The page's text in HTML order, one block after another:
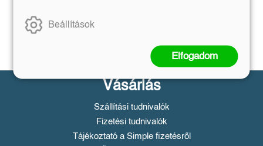
1 096 Ft
Kosárba
Vásárlás
Szállítási tudnivalók
Fizetési tudnivalók
Tájékoztató a Simple fizetésről
Beállítások
Elfogadom